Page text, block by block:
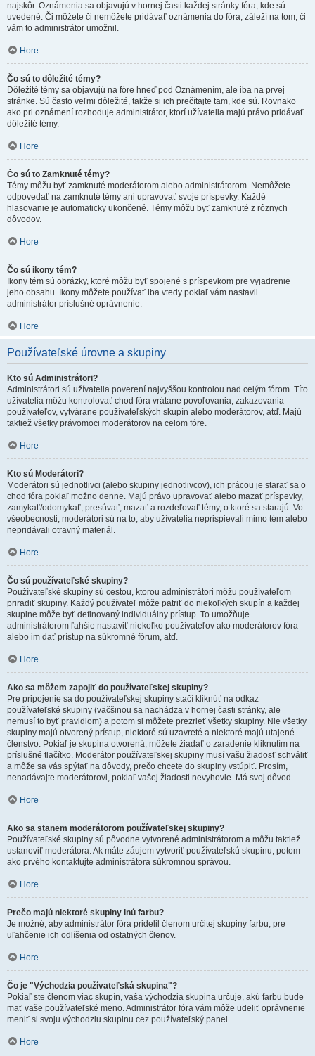
najskôr. Oznámenia sa objavujú v hornej časti každej stránky fóra, kde sú
uvedené. Či môžete či nemôžete pridávať oznámenia do fóra, záleží na tom, či
vám to administrátor umožnil.
Hore
Čo sú to dôležité témy?
Dôležité témy sa objavujú na fóre hneď pod Oznámením, ale iba na prvej
stránke. Sú často veľmi dôležité, takže si ich prečítajte tam, kde sú. Rovnako
ako pri oznámení rozhoduje administrátor, ktorí užívatelia majú právo pridávať
dôležité témy.
Hore
Čo sú to Zamknuté témy?
Témy môžu byť zamknuté moderátorom alebo administrátorom. Nemôžete
odpovedať na zamknuté témy ani upravovať svoje príspevky. Každé
hlasovanie je automaticky ukončené. Témy môžu byť zamknuté z rôznych
dôvodov.
Hore
Čo sú ikony tém?
Ikony tém sú obrázky, ktoré môžu byť spojené s príspevkom pre vyjadrenie
jeho obsahu. Ikony môžete používať iba vtedy pokiaľ vám nastavil
administrátor príslušné oprávnenie.
Hore
Používateľské úrovne a skupiny
Kto sú Administrátori?
Administrátori sú užívatelia poverení najvyššou kontrolou nad celým fórom. Títo
užívatelia môžu kontrolovať chod fóra vrátane povoľovania, zakazovania
používateľov, vytvárane používateľských skupín alebo moderátorov, atď. Majú
taktiež všetky právomoci moderátorov na celom fóre.
Hore
Kto sú Moderátori?
Moderátori sú jednotlivci (alebo skupiny jednotlivcov), ich prácou je starať sa o
chod fóra pokiaľ možno denne. Majú právo upravovať alebo mazať príspevky,
zamykať/odomykať, presúvať, mazať a rozdeľovať témy, o ktoré sa starajú. Vo
všeobecnosti, moderátori sú na to, aby užívatelia neprispievali mimo tém alebo
nepridávali otravný materiál.
Hore
Čo sú používateľské skupiny?
Používateľské skupiny sú cestou, ktorou administrátori môžu používateľom
priradiť skupiny. Každý používateľ môže patriť do niekoľkých skupín a každej
skupine môže byť definovaný individuálny prístup. To umožňuje
administrátorom ľahšie nastaviť niekoľko používateľov ako moderátorov fóra
alebo im dať prístup na súkromné fórum, atď.
Hore
Ako sa môžem zapojiť do používateľskej skupiny?
Pre pripojenie sa do používateľskej skupiny stačí kliknúť na odkaz
používateľské skupiny (väčšinou sa nachádza v hornej časti stránky, ale
nemusí to byť pravidlom) a potom si môžete prezrieť všetky skupiny. Nie všetky
skupiny majú otvorený prístup, niektoré sú uzavreté a niektoré majú utajené
členstvo. Pokiaľ je skupina otvorená, môžete žiadať o zaradenie kliknutím na
príslušné tlačítko. Moderátor používateľskej skupiny musí vašu žiadosť schváliť
a môže sa vás spýtať na dôvody, prečo chcete do skupiny vstúpiť. Prosím,
nenadávajte moderátorovi, pokiaľ vašej žiadosti nevyhovie. Má svoj dôvod.
Hore
Ako sa stanem moderátorom používateľskej skupiny?
Používateľské skupiny sú pôvodne vytvorené administrátorom a môžu taktiež
ustanoviť moderátora. Ak máte záujem vytvoriť používateľskú skupinu, potom
ako prvého kontaktujte administrátora súkromnou správou.
Hore
Prečo majú niektoré skupiny inú farbu?
Je možné, aby administrátor fóra pridelil členom určitej skupiny farbu, pre
uľahčenie ich odlíšenia od ostatných členov.
Hore
Čo je "Východzia používateľská skupina"?
Pokiaľ ste členom viac skupín, vaša východzia skupina určuje, akú farbu bude
mať vaše používateľské meno. Administrátor fóra vám môže udeliť oprávnenie
meniť si svoju východziu skupinu cez používateľský panel.
Hore